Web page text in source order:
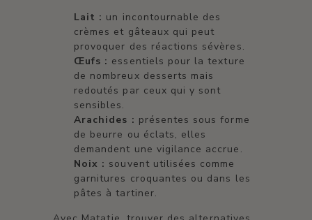
Lait : un incontournable des
crèmes et gâteaux qui peut
provoquer des réactions sévères.
Œufs : essentiels pour la texture
de nombreux desserts mais
redoutés par ceux qui y sont
sensibles.
Arachides : présentes sous forme
de beurre ou éclats, elles
demandent une vigilance accrue.
Noix : souvent utilisées comme
garnitures croquantes ou dans les
pâtes à tartiner.